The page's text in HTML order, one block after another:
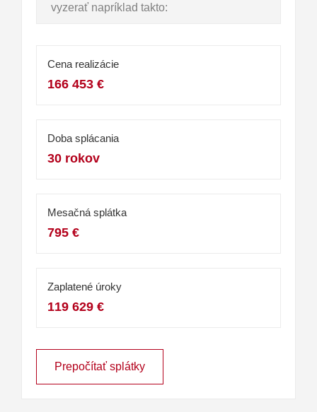
vyzerať napríklad takto:
Cena realizácie
166 453 €
Doba splácania
30 rokov
Mesačná splátka
795 €
Zaplatené úroky
119 629 €
Prepočítať splátky